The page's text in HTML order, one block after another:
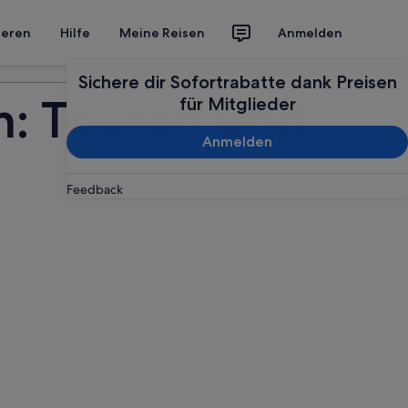
Hilfe Meine Reisen Anmelden
Sichere dir Sofortrabatte dank Preisen
für Mitglieder
Anmelden
Feedback
Deine Reise planen
Touren und